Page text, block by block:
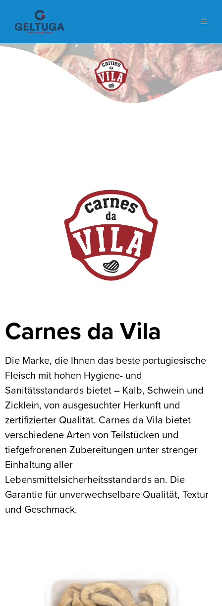
Carnes da Vila
Die Marke, die Ihnen das beste portugiesische
Fleisch mit hohen Hygiene- und
Sanitätsstandards bietet – Kalb, Schwein und
Zicklein, von ausgesuchter Herkunft und
zertifizierter Qualität. Carnes da Vila bietet
verschiedene Arten von Teilstücken und
tiefgefrorenen Zubereitungen unter strenger
Einhaltung aller
Lebensmittelsicherheitsstandards an. Die
Garantie für unverwechselbare Qualität, Textur
und Geschmack.